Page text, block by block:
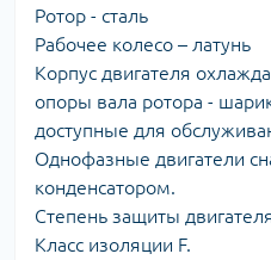
Ротор - сталь
Рабочее колесо – латунь
Корпус двигателя
опоры вала ротора -
доступные для
Однофазные двигатели
конденсатором.
Степень защиты
Класс изоляции F.